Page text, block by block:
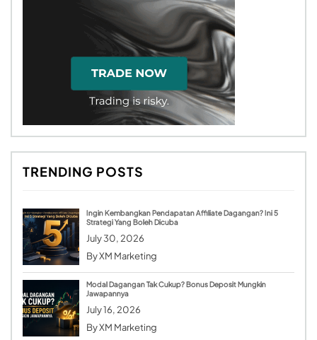
TRENDING POSTS
Ingin Kembangkan Pendapatan Affiliate Dagangan? Ini 5
Strategi Yang Boleh Dicuba
July 30, 2026
ByXM Marketing
Modal Dagangan Tak Cukup? Bonus Deposit Mungkin
Jawapannya
July 16, 2026
ByXM Marketing